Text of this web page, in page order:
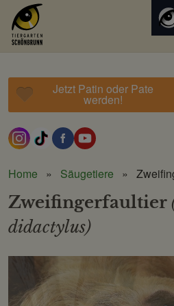
Jetzt Patin oder Pate
werden!
Home Säugetiere
Zweifingerfaultier
didactylus)